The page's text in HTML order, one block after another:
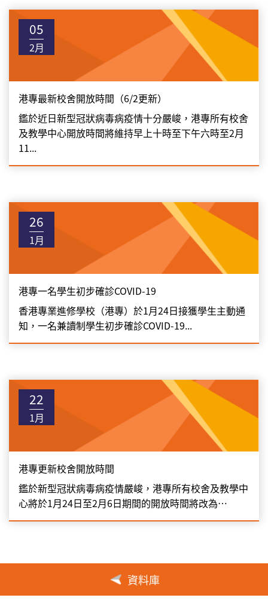
05
2月
港專最新校舍開放時間（6/2更新）
鑑於近日新型冠狀病毒病疫情十分嚴峻，港專所有校舍
及教學中心開放時間將維持早上十時至下午六時至2月
11...
26
1月
港專一名學生初步確診COVID-19
香港專業進修學校（港專）於1月24日接獲學生主動通
知，一名兼讀制學生初步確診COVID-19...
22
1月
港專更新校舍開放時間
鑑於新型冠狀病毒病疫情嚴峻，港專所有校舍及教學中
心將於1月24日至2月6日期間的開放時間將改為…
資料庫